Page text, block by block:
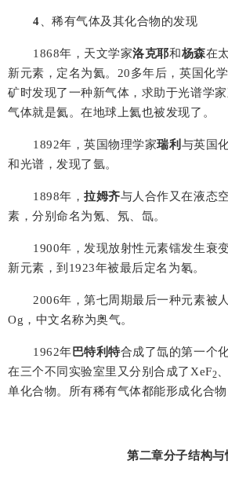
4 、稀有气体及其化合物的发现
1868年，天文学家洛克耶和杨森在
新元素，定名为氦。 20多年后，英国化
矿时发现了一种新气体，求助于光谱学家
气体就是氦。在地球上氦也被发现了。
1892年，英国物理学家瑞利 与英国
和光谱，发现了氩。
1898年，拉姆齐与人合作又在液态
素，分别命名为氪、氖、氙。
1900年，发现放射性元素镭发生衰
新元素，到 1923年被最后定名为氡。
2006年，第七周期最后一种元素被
Og ，中文名称为奥气。
1962年巴特利特合成了氙的第一个
在三个不同实验室里又分别合成了 XeF2
单化合物。所有稀有气体都能形成化合物
第二章分子结构与